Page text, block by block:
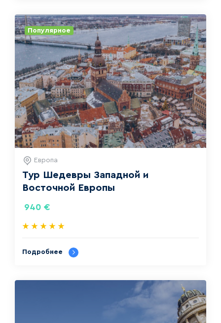
Популярное
Европа
Тур Шедевры Западной и
Восточной Европы
940 €
Подробнее